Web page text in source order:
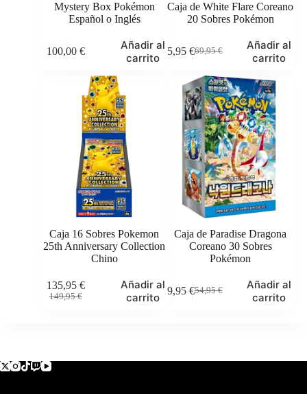
Mystery Box Pokémon
Español o Inglés
100,00 €
Añadir al
carrito
producto
Caja de White Flare Coreano
20 Sobres Pokémon
69,95€
El
original
era:
69,95 €.
65,95 €El
actual
es:
65,95 €.
Añadir al
carrito
Caja 16 Sobres Pokemon
25th Anniversary Collection
Chino
149,95€
El
135,95 €
El
Añadir al
carrito
Caja de Paradise Dragona
Coreano 30 Sobres
Pokémon
54,95€
El
49,95 €El
Añadir al
carrito